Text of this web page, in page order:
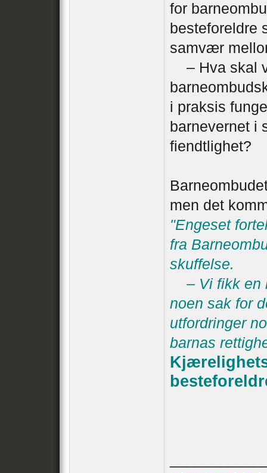
for
besteforeldre
samvær
– Hva skal
i praksis
barnevernet i
fiendtlighet?
men det
"Engeset
fra
skuffelse.
– Vi fikk en
noen sak for
utfordringer
barnas